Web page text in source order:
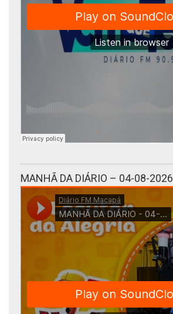
MANHÃ DA DIÁRIO – 04-08-2026